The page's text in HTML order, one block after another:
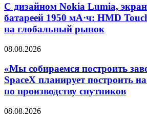
С дизайном Nokia Lumia,
батареей 1950 мА·ч: HMD
на глобальный рынок
08.08.2026
«Мы собираемся построить
SpaceX планирует построить
по производству спутников
08.08.2026